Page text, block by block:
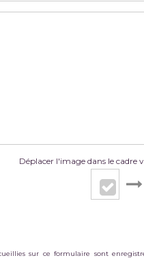
Déplacer l'image dans le cadre
sur ce formulaire sont